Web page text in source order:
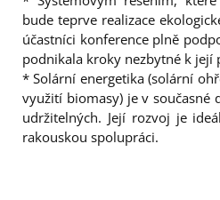
bude teprve realizace
účastníci konference plně
podnikala kroky nezbytné k její
* Solární energetika (solární
využití biomasy) je v současné
udržitelných. Její rozvoj je
rakouskou spolupráci.